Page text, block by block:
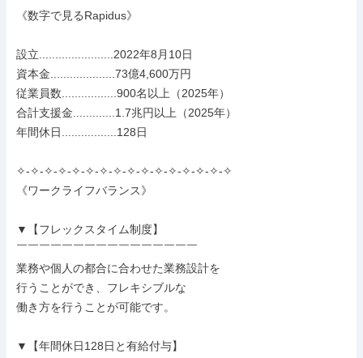
《数字で見るRapidus》
設立.......................2022年8月10日
資本金....................73億4,600万円
従業員数.................900名以上（2025年）
合計支援金.............1.7兆円以上（2025年）
年間休日.................128日
✧-✧-✧-✧-✧-✧-✧-✧-✧-✧-✧-✧-✧-✧-✧-✧
《ワークライフバランス》
▼【フレックスタイム制度】
￣￣￣￣￣￣￣￣￣￣￣￣￣￣￣￣
業務や個人の都合に合わせた業務設計を
行うことができ、フレキシブルな
働き方を行うことが可能です。
▼【年間休日128日と有給付与】